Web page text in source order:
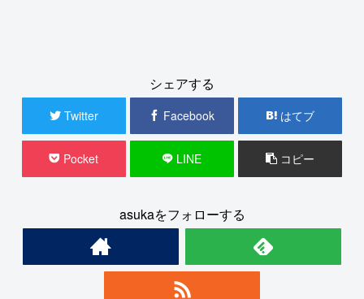
シェアする
Twitter Facebook はてブ
Pocket LINE コピー
asukaをフォローする